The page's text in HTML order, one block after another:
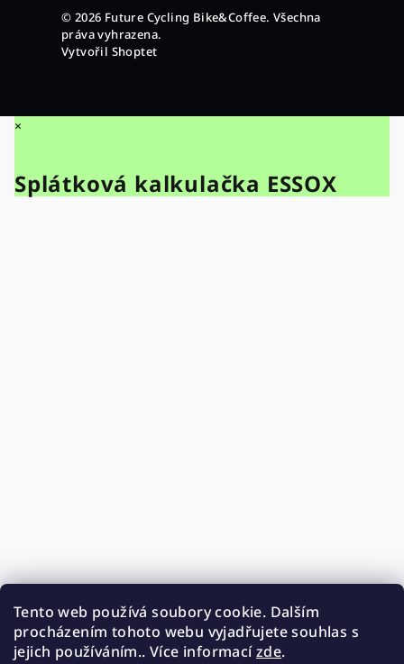
Tento web používá soubory cookie. Dalším
procházením tohoto webu vyjadřujete souhlas s
jejich používáním.. Více informacízde.
© 2026 Future Cycling Bike&Coffee. Všechna
práva vyhrazena.
Vytvořil Shoptet
×
Splátková kalkulačka ESSOX